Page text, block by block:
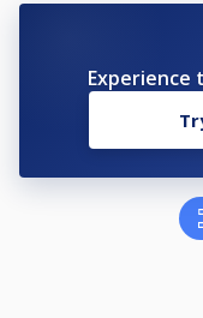
Experience